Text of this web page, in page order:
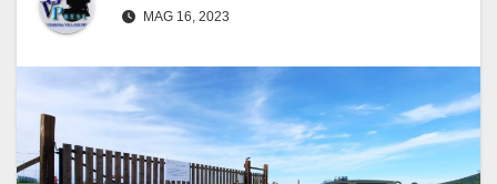
MAG 16, 2023